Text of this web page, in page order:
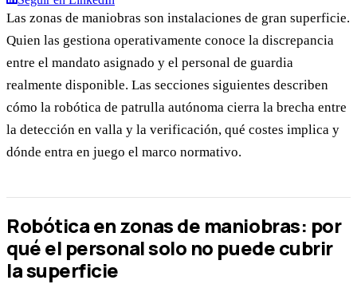
Las zonas de maniobras son instalaciones de gran superficie.
Quien las gestiona operativamente conoce la discrepancia
entre el mandato asignado y el personal de guardia
realmente disponible. Las secciones siguientes describen
cómo la robótica de patrulla autónoma cierra la brecha entre
la detección en valla y la verificación, qué costes implica y
dónde entra en juego el marco normativo.
Robótica en zonas de maniobras: por
qué el personal solo no puede cubrir
la superficie